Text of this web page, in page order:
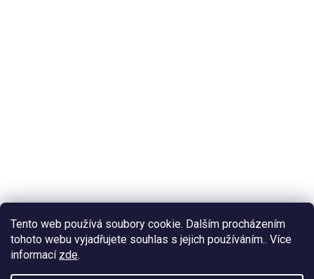
Tento web používá soubory cookie. Dalším procházením
tohoto webu vyjadřujete souhlas s jejich používáním.. Více
informací zde.